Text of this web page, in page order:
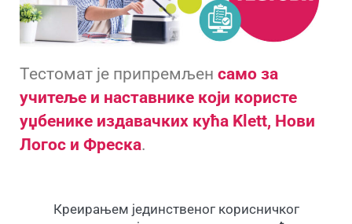
Тестомат је припремљен само за
учитеље и наставнике који користе
уџбенике издавачких кућа Klett, Нови
Логос и Фреска.
Креирањем јединственог корисничког